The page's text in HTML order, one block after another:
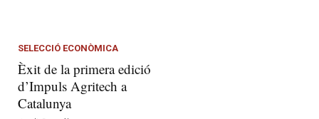
SELECCIÓ ECONÒMICA
Èxit de la primera edició
d’Impuls Agritech a
Catalunya